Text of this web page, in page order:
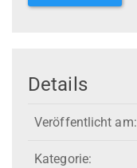
Details
Veröffentlicht am:
Kategorie: